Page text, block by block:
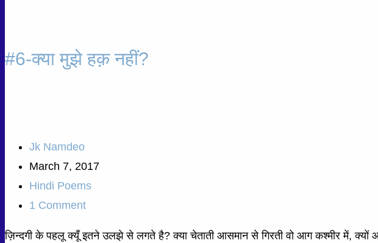
#6-क्या मुझे हक़ नहीं?
Jk Namdeo
March 7, 2017
Hindi Poems
1 Comment
ज़िन्दगी के पहलू क्यूँ इतने उलझे से लगते है? क्या चेताती आसमान से गिरती वो आग कश्मीर में,